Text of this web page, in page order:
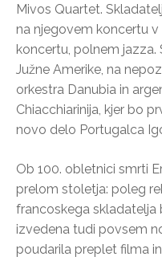
Mivos Quartet.
na njegovem koncertu
koncertu, polnem
Južne Amerike, na
orkestra Danubia in
Chiacchiarinija, kjer bo
novo delo Portugalca
Ob 100. obletnici smrti
prelom stoletja: poleg
francoskega skladatelja
izvedena tudi povsem
poudarila preplet filma